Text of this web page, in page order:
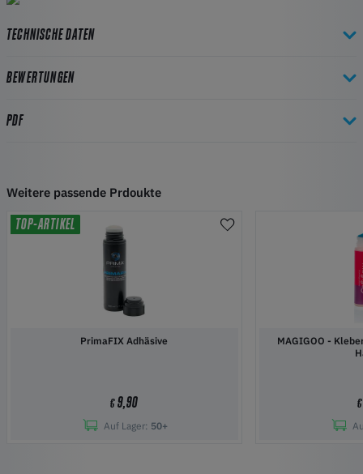
TECHNISCHE DATEN
BEWERTUNGEN
PDF
Weitere passende Prdoukte
TOP-ARTIKEL
PrimaFIX Adhäsive
€9,90
Auf Lager: 50+
MAGIGOO -
€